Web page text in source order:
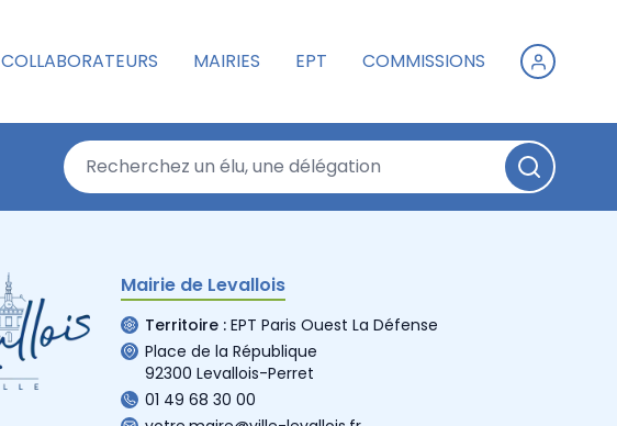
COLLABORATEURS MAIRIES EPT COMMISSIONS
Mairie de Levallois
Territoire : EPT Paris Ouest La Défense
Place de la République
92300 Levallois-Perret
01 49 68 30 00